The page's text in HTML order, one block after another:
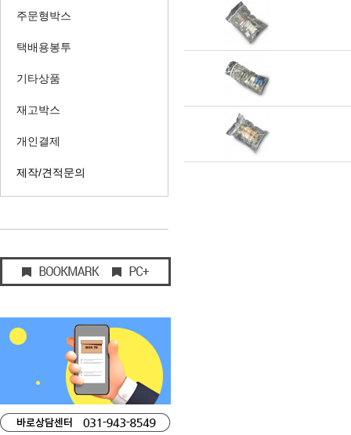
주문형박스
택배용봉투
기타상품
재고박스
개인결제
제작/견적문의